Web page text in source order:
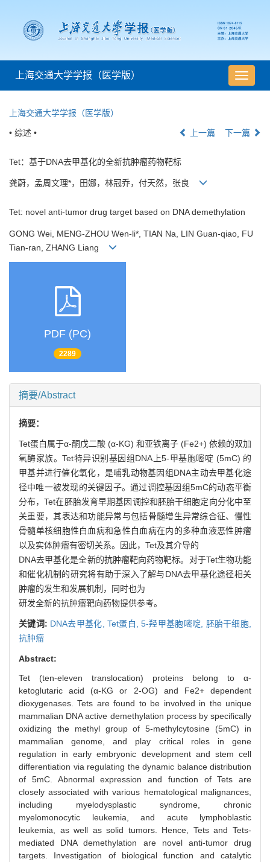
导
航
上海交通大学学报（医学版）
上海交通大学学报（医学版）
• 综述 • 上一篇 下一篇
Tet：基于DNA去甲基化的全新抗肿瘤药物靶标
龚蔚，孟周文理*，田娜，林冠乔，付天然，张良
Tet: novel anti-tumor drug target based on DNA demethylation
GONG Wei, MENG-ZHOU Wen-li*, TIAN Na, LIN Guan-qiao, FU
Tian-ran, ZHANG Liang
PDF (PC)
2289
摘要/Abstract
摘要：
Tet蛋白属于α-酮戊二酸 (α-KG) 和亚铁离子 (Fe2+) 依赖的双加
氧酶家族。Tet特异识别基因组DNA上5-甲基胞嘧啶 (5mC) 的
甲基并进行催化氧化，是哺乳动物基因组DNA主动去甲基化途
径中唯一被发现的关键因子。通过调控基因组5mC的动态平衡
分布，Tet在胚胎发育早期基因调控和胚胎干细胞定向分化中至
关重要，其表达和功能异常与包括骨髓增生异常综合征、慢性
骨髓单核细胞性白血病和急性白血病在内的多种血液恶性肿瘤
以及实体肿瘤有密切关系。因此，Tet及其介导的
DNA去甲基化是全新的抗肿瘤靶向药物靶标。对于Tet生物功能
和催化机制的研究将有助于深入了解与DNA去甲基化途径相关
肿瘤的发生和发展机制，同时也为
研发全新的抗肿瘤靶向药物提供参考。
关键词: DNA去甲基化, Tet蛋白,5-羟甲基胞嘧啶, 胚胎干细胞,
抗肿瘤
Abstract:
Tet (ten-eleven translocation) proteins belong to α-
ketoglutaric acid (α-KG or 2-OG) and Fe2+ dependent
dioxygenases. Tets are found to be involved in the unique
mammalian DNA active demethylation process by specifically
oxidizing the methyl group of 5-methylcytosine (5mC) in
mammalian genome, and play critical roles in gene
regulation in early embryonic development and stem cell
differentiation via regulating the dynamic balance distribution
of 5mC. Abnormal expression and function of Tets are
closely associated with various hematological malignances,
including myelodysplastic syndrome, chronic
myelomonocytic leukemia, and acute lymphoblastic
leukemia, as well as solid tumors. Hence, Tets and Tets-
mediated DNA demethylation are novel anti-tumor drug
targets. Investigation of biological function and catalytic